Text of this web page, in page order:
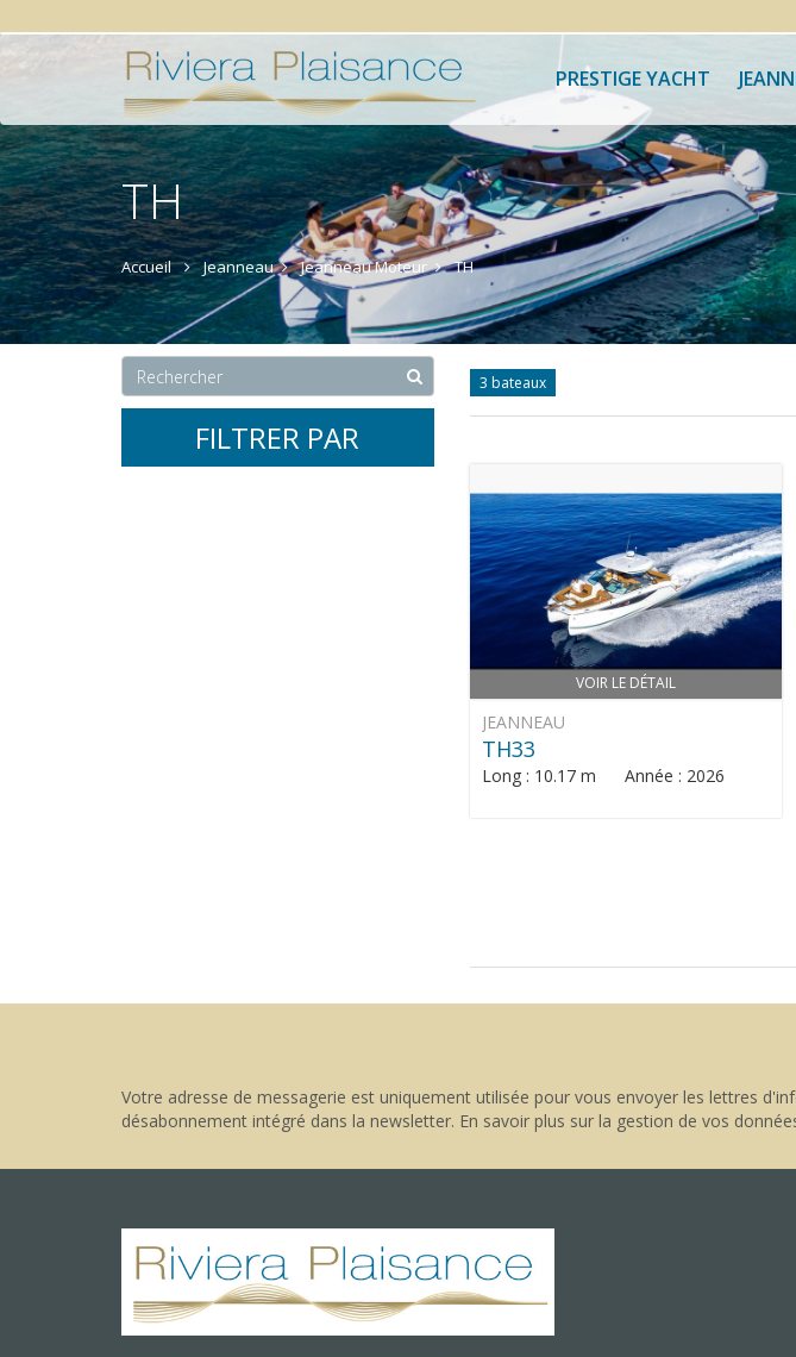
PRESTIGE YACHT
TH
Accueil Jeanneau Jeanneau Moteur TH
FILTRER PAR
3 bateaux
VOIR LE DÉTAIL
JEANNEAU
TH33
Long : 10.17 m Année : 2026
Votre adresse de messagerie est uniquement utilisée pour vous envoyer les lettres
désabonnement intégré dans la newsletter. En savoir plus sur la gestion de vos